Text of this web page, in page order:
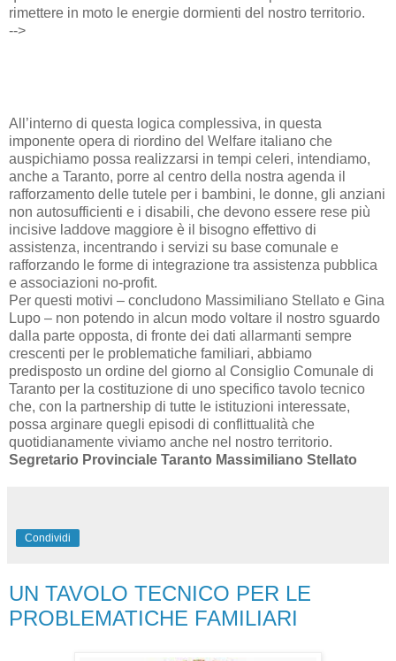
rimettere in moto le energie dormienti del nostro territorio.
-->
All’interno di questa logica complessiva, in questa
imponente opera di riordino del Welfare italiano che
auspichiamo possa realizzarsi in tempi celeri, intendiamo,
anche a Taranto, porre al centro della nostra agenda il
rafforzamento delle tutele per i bambini, le donne, gli anziani
non autosufficienti e i disabili, che devono essere rese più
incisive laddove maggiore è il bisogno effettivo di
assistenza, incentrando i servizi su base comunale e
rafforzando le forme di integrazione tra assistenza pubblica
e associazioni no-profit.
Per questi motivi – concludono Massimiliano Stellato e Gina
Lupo – non potendo in alcun modo voltare il nostro sguardo
dalla parte opposta, di fronte dei dati allarmanti sempre
crescenti per le problematiche familiari, abbiamo
predisposto un ordine del giorno al Consiglio Comunale di
Taranto per la costituzione di uno specifico tavolo tecnico
che, con la partnership di tutte le istituzioni interessate,
possa arginare quegli episodi di conflittualità che
quotidianamente viviamo anche nel nostro territorio.
Segretario Provinciale Taranto Massimiliano Stellato
Condividi
UN TAVOLO TECNICO PER LE
PROBLEMATICHE FAMILIARI